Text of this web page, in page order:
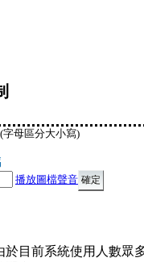
母區分大小寫)
播放圖檔聲音
於目前系統使用人數眾